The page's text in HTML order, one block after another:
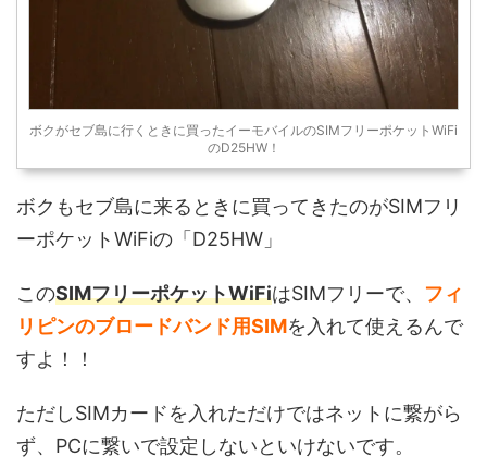
ボクがセブ島に行くときに買ったイーモバイルのSIMフリーポケットWiFi
のD25HW！
ボクもセブ島に来るときに買ってきたのがSIMフリ
ーポケットWiFiの「D25HW」
このSIMフリーポケットWiFiはSIMフリーで、 フィ
リピンのブロードバンド用SIMを入れて使えるんで
すよ！！
ただしSIMカードを入れただけではネットに繋がら
ず、PCに繋いで設定しないといけないです。